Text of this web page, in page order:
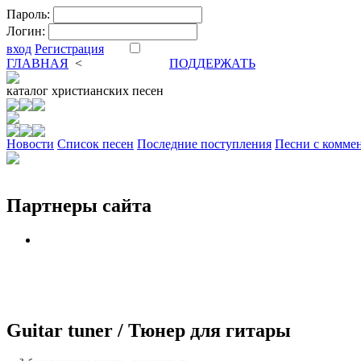
Пароль:
Логин:
вход Регистрация
ГЛАВНАЯ <
ПОДДЕРЖАТЬ
каталог христианских песен
Новости Cписок песен Последние поступления Песни с
Партнеры сайта
Guitar tuner / Тюнер для гитары